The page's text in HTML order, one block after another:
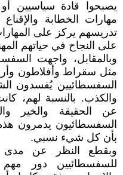
يصبحوا قادة سياسيين
مهارات الخطابة
تدريسهم يركز على
على النجاح في حياتهم
وبالمقابل، واجهت
مثل سقراط وأفلاطون
السفسطائيين يُفسدون
والكذب. بالنسبة لهم،
عن الحقيقة والخير
السفسطائيون يدمرون
بأن كل شيء نسبي.
وبقطع النظر عن مدى
للسفسطائيين دور مهم